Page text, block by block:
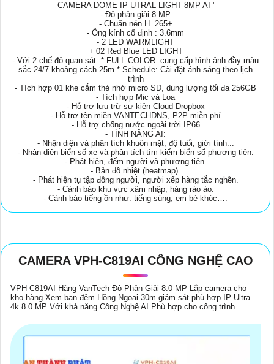
CAMERA DOME IP UTRAL LIGHT 8MP AI '
- Độ phân giải 8 MP
- Chuẩn nén H .265+
- Ống kính cố định : 3.6mm
- 2 LED WARMLIGHT
+ 02 Red Blue LED LIGHT
- Với 2 chế độ quan sát: * FULL COLOR: cung cấp hình ảnh đầy màu
sắc 24/7 khoảng cách 25m * Schedule: Cài đặt ánh sáng theo lịch
trình
- Tích hợp 01 khe cắm thẻ nhớ micro SD, dung lượng tối đa 256GB
- Tích hợp Mic và Loa
- Hỗ trợ lưu trữ sự kiện Cloud Dropbox
- Hỗ trợ tên miền VANTECHDNS, P2P miễn phí
- Hỗ trợ chống nước ngoài trời IP66
- TÍNH NĂNG AI:
- Nhận diện và phân tích khuôn mặt, độ tuổi, giới tính...
- Nhận diện biển số xe và phân tích tìm kiếm biển số phương tiện.
- Phát hiện, đếm người và phương tiện.
- Bản đồ nhiệt (heatmap).
- Phát hiện tụ tập đông người, người xếp hàng tắc nghẽn.
- Cảnh báo khu vực xâm nhập, hàng rào ảo.
- Cảnh báo tiếng ồn như: tiếng súng, em bé khóc….
CAMERA VPH-C819AI CÔNG NGHỆ CAO
VPH-C819AI Hãng VanTech Độ Phân Giải 8.0 MP Lắp camera cho
kho hàng Xem ban đêm Hồng Ngoại 30m giám sát phù hơp IP Ultra
4k 8.0 MP Với khả năng Công Nghệ AI Phù hợp cho công trình